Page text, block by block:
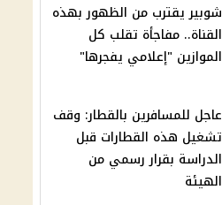
شوبير يقترب من الظهور بهذه
القناة.. مفاجأة تقلب كل
الموازين "إعلامي يفجرها"
عاجل للمسافرين بالقطار: وقف
تشغيل هذه القطارات قبل
الدراسة بقرار رسمي من
الهيئة